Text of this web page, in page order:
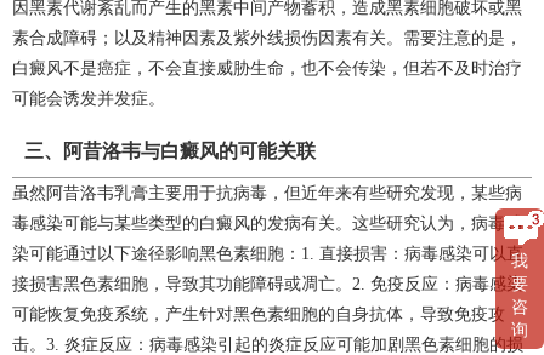
因黑素代谢紊乱而产生的黑素中间产物蓄积，造成黑素细胞破坏或黑
素合成障碍；以及精神因素及紫外线损伤因素有关。需要注意的是，
白癜风不是癌症，不会直接威胁生命，也不会传染，但若不及时治疗
可能会诱发并发症。
三、阿昔洛韦与白癜风的可能关联
虽然阿昔洛韦乳膏主要用于抗病毒，但近年来有些研究发现，某些病
毒感染可能与某些类型的白癜风的发病有关。这些研究认为，病毒感
染可能通过以下途径影响黑色素细胞：1. 直接损害：病毒感染可以直
接损害黑色素细胞，导致其功能障碍或凋亡。2. 免疫反应：病毒感染
可能恢复免疫系统，产生针对黑色素细胞的自身抗体，导致免疫攻
击。3. 炎症反应：病毒感染引起的炎症反应可能加剧黑色素细胞的损
我
要
咨
询